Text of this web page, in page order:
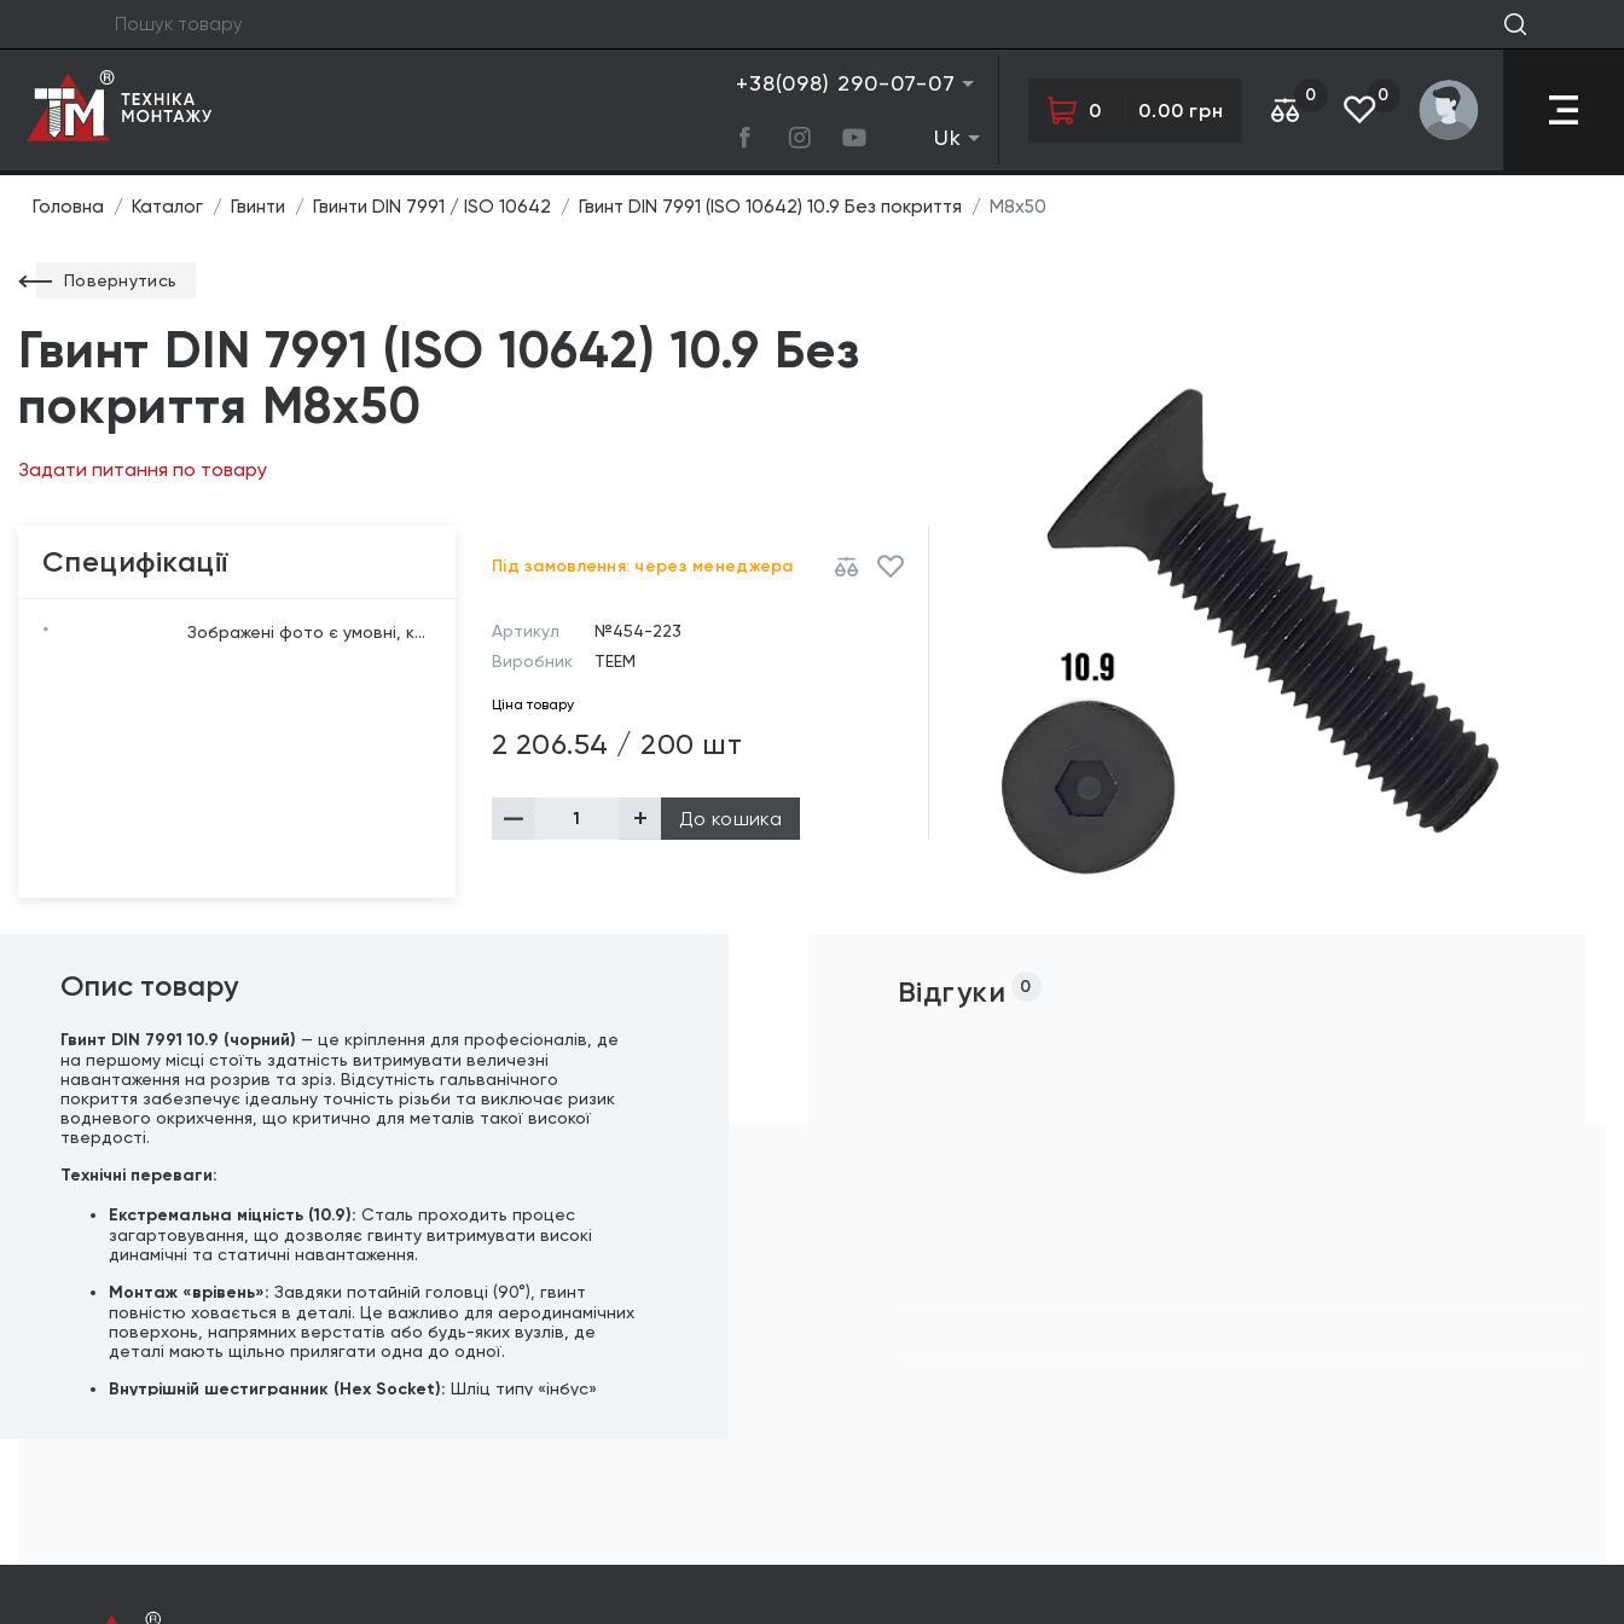
+38(098) 290-07-07
Uk
0 0.00 грн
0 0
Головна Каталог Гвинти Гвинти DIN 7991 / ISO 10642 Гвинт DIN 7991 (ISO 10642) 10.9 Без покриття М8х50
Повернутись
Гвинт DIN 7991 (ISO 10642) 10.9 Без
покриття М8х50
Задати питання по товару
Специфікації
* Зображені фото є умовні, к...
Під замовлення: через менеджера
Артикул
№454-223
Виробник
TEEM
Ціна товару
2 206.54 / 200 шт
До кошика
Опис товару
Гвинт DIN 7991 10.9 (чорний) — це кріплення для професіоналів, де
на першому місці стоїть здатність витримувати величезні
навантаження на розрив та зріз. Відсутність гальванічного
покриття забезпечує ідеальну точність різьби та виключає ризик
водневого окрихчення, що критично для металів такої високої
твердості.
Технічні переваги:
Екстремальна міцність (10.9): Сталь проходить процес
загартовування, що дозволяє гвинту витримувати високі
динамічні та статичні навантаження.
Монтаж «врівень»: Завдяки потайній головці (90°), гвинт
повністю ховається в деталі. Це важливо для аеродинамічних
поверхонь, напрямних верстатів або будь-яких вузлів, де
деталі мають щільно прилягати одна до одної.
Внутрішній шестигранник (Hex Socket): Шліц типу «інбус»
Формат продажу:Товар реалізуєтьсяв штуках (фасований в
Відгуки 0